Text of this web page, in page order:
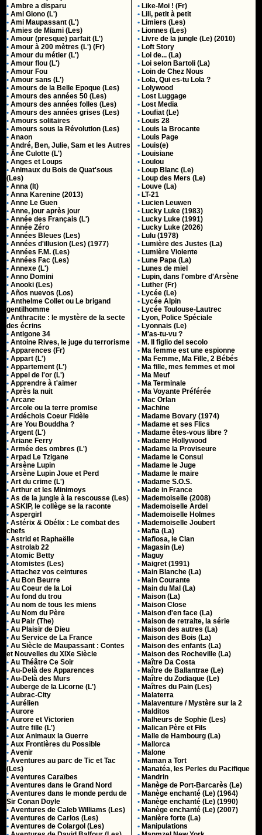
• Ambre a disparu
• Ami Giono (L')
• Ami Maupassant (L')
• Amies de Miami (Les)
• Amour (presque) parfait (L')
• Amour à 200 mètres (L') (Fr)
• Amour du métier (L')
• Amour flou (L')
• Amour Fou
• Amour sans (L')
• Amours de la Belle Epoque (Les)
• Amours des années 50 (Les)
• Amours des années folles (Les)
• Amours des années grises (Les)
• Amours solitaires
• Amours sous la Révolution (Les)
• Anaon
• André, Ben, Julie, Sam et les Autres
• Âne Culotte (L')
• Anges et Loups
• Animaux du Bois de Quat'sous
(Les)
• Anna (It)
• Anna Karenine (2013)
• Anne Le Guen
• Anne, jour après jour
• Année des Français (L')
• Année Zéro
• Années Bleues (Les)
• Années d'illusion (Les) (1977)
• Années F.M. (Les)
• Années Fac (Les)
• Annexe (L')
• Anno Domini
• Anooki (Les)
• Años nuevos (Los)
• Anthelme Collet ou Le brigand
gentilhomme
• Anthracite : le mystère de la secte
des écrins
• Antigone 34
• Antoine Rives, le juge du terrorisme
• Apparences (Fr)
• Appart (L')
• Appartement (L')
• Appel de l'or (L')
• Apprendre à t'aimer
• Après la nuit
• Arcane
• Arcole ou la terre promise
• Ardéchois Coeur Fidèle
• Are You Bouddha ?
• Argent (L')
• Ariane Ferry
• Armée des ombres (L')
• Arpad Le Tzigane
• Arsène Lupin
• Arsène Lupin Joue et Perd
• Art du crime (L')
• Arthur et les Minimoys
• As de la jungle à la rescousse (Les)
• ASKIP, le collège se la raconte
• Aspergirl
• Astérix & Obélix : Le combat des
chefs
• Astrid et Raphaëlle
• Astrolab 22
• Atomic Betty
• Atomistes (Les)
• Attachez vos ceintures
• Au Bon Beurre
• Au Coeur de la Loi
• Au fond du trou
• Au nom de tous les miens
• Au Nom du Père
• Au Pair (The)
• Au Plaisir de Dieu
• Au Service de La France
• Au Siècle de Maupassant : Contes
et Nouvelles du XIXe Siècle
• Au Théâtre Ce Soir
• Au-Delà des Apparences
• Au-Delà des Murs
• Auberge de la Licorne (L')
• Aubrac-City
• Aurélien
• Aurore
• Aurore et Victorien
• Autre fille (L')
• Aux Animaux la Guerre
• Aux Frontières du Possible
• Avenir
• Aventures au parc de Tic et Tac
(Les)
• Aventures Caraïbes
• Aventures dans le Grand Nord
• Aventures dans le monde perdu de
Sir Conan Doyle
• Aventures de Caleb Williams (Les)
• Aventures de Carlos (Les)
• Aventures de Colargol (Les)
• Like-Moi ! (Fr)
• Lili, petit à petit
• Limiers (Les)
• Lionnes (Les)
• Livre de la jungle (Le) (2010)
• Loft Story
• Loi de... (La)
• Loi selon Bartoli (La)
• Loin de Chez Nous
• Lola, Qui es-tu Lola ?
• Lolywood
• Lost Luggage
• Lost Media
• Loufiat (Le)
• Louis 28
• Louis la Brocante
• Louis Page
• Louis(e)
• Louisiane
• Loulou
• Loup Blanc (Le)
• Loup des Mers (Le)
• Louve (La)
• LT-21
• Lucien Leuwen
• Lucky Luke (1983)
• Lucky Luke (1991)
• Lucky Luke (2026)
• Lulu (1978)
• Lumière des Justes (La)
• Lumière Violente
• Lune Papa (La)
• Lunes de miel
• Lupin, dans l'ombre d'Arsène
• Luther (Fr)
• Lycée (Le)
• Lycée Alpin
• Lycée Toulouse-Lautrec
• Lyon, Police Spéciale
• Lyonnais (Le)
• M'as-tu-vu ?
• M. Il figlio del secolo
• Ma femme est une espionne
• Ma Femme, Ma Fille, 2 Bébés
• Ma fille, mes femmes et moi
• Ma Meuf
• Ma Terminale
• Ma Voyante Préférée
• Mac Orlan
• Machine
• Madame Bovary (1974)
• Madame et ses Flics
• Madame êtes-vous libre ?
• Madame Hollywood
• Madame la Proviseure
• Madame le Consul
• Madame le Juge
• Madame le maire
• Madame S.O.S.
• Made in France
• Mademoiselle (2008)
• Mademoiselle Ardel
• Mademoiselle Holmes
• Mademoiselle Joubert
• Mafia (La)
• Mafiosa, le Clan
• Magasin (Le)
• Maguy
• Maigret (1991)
• Main Blanche (La)
• Main Courante
• Main du Mal (La)
• Maison (La)
• Maison Close
• Maison d'en face (La)
• Maison de retraite, la série
• Maison des autres (La)
• Maison des Bois (La)
• Maison des enfants (La)
• Maison des Rocheville (La)
• Maître Da Costa
• Maître de Ballantrae (Le)
• Maître du Zodiaque (Le)
• Maîtres du Pain (Les)
• Malaterra
• Malaventure / Mystère sur la 2
• Malditos
• Malheurs de Sophie (Les)
• Malican Père et Fils
• Malle de Hambourg (La)
• Mallorca
• Malone
• Maman a Tort
• Manatéa, les Perles du Pacifique
• Mandrin
• Manège de Port-Barcarès (Le)
• Manège enchanté (Le) (1964)
• Manège enchanté (Le) (1990)
• Manège enchanté (Le) (2007)
• Manière forte (La)
• Manipulations